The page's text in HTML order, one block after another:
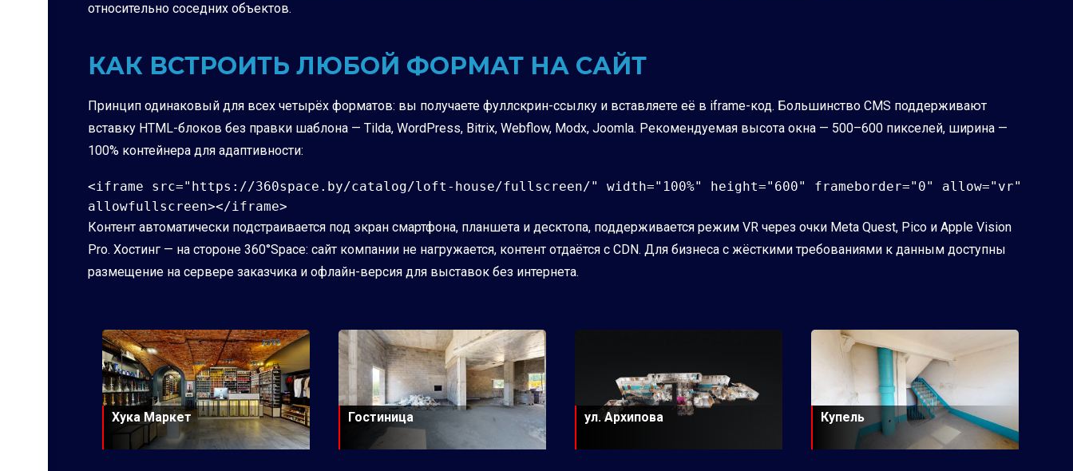
относительно соседних объектов.
КАК ВСТРОИТЬ ЛЮБОЙ ФОРМАТ НА САЙТ
Принцип одинаковый для всех четырёх форматов: вы получаете фуллскрин-ссылку и вставляете её в iframe-код. Большинство CMS поддерживают
вставку HTML-блоков без правки шаблона — Tilda, WordPress, Bitrix, Webflow, Modx, Joomla. Рекомендуемая высота окна — 500–600 пикселей, ширина —
100% контейнера для адаптивности:
<iframe src="https://360space.by/catalog/loft-house/fullscreen/" width="100%" height="600" frameborder="0" allow="vr"
allowfullscreen></iframe>
Контент автоматически подстраивается под экран смартфона, планшета и десктопа, поддерживается режим VR через очки Meta Quest, Pico и Apple Vision
Pro. Хостинг — на стороне 360°Space: сайт компании не нагружается, контент отдаётся с CDN. Для бизнеса с жёсткими требованиями к данным доступны
размещение на сервере заказчика и офлайн-версия для выставок без интернета.
Хука Маркет Гостиница ул. Архипова Купель